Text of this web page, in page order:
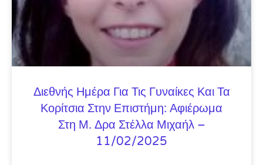
Διεθνής Ημέρα Για Τις Γυναίκες Και Τα
Κορίτσια Στην Επιστήμη: Αφιέρωμα
Στη Μ. Δρα Στέλλα Μιχαήλ –
11/02/2025